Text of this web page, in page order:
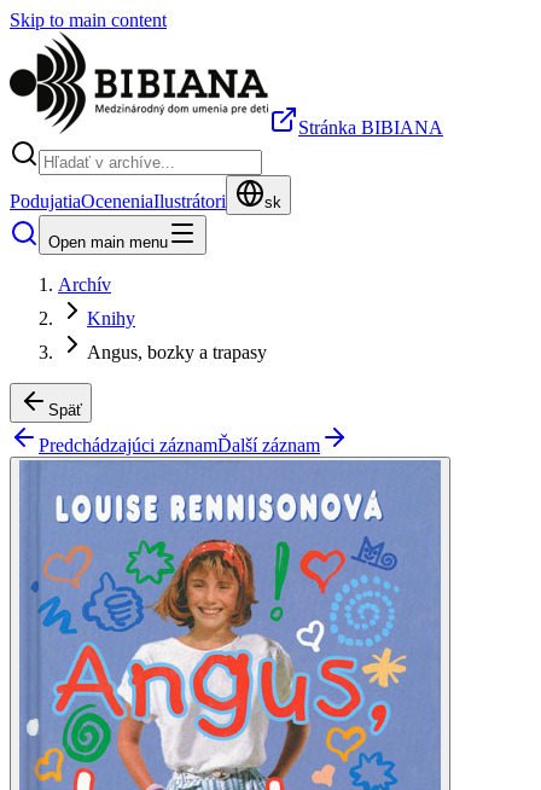
Skip to main content
Stránka BIBIANA
PodujatiaOceneniaIlustrátori sk
Open main menu
Archív
Knihy
Angus, bozky a trapasy
Späť
Predchádzajúci záznamĎalší záznam